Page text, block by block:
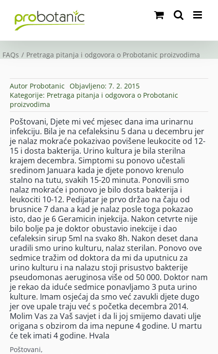
content
FAQs Pretraga pitanja i odgovora o Probotanic proizvodima
Autor Probotanic Objavljeno: 7. 2. 2015
Kategorije: Pretraga pitanja i odgovora o Probotanic
proizvodima
Poštovani, Djete mi već mjesec dana ima urinarnu
infekciju. Bila je na cefaleksinu 5 dana u decembru jer
je nalaz mokraće pokazivao povišene leukocite od 12-
15 i dosta bakterija. Urino kultura je bila sterilna
krajem decembra. Simptomi su ponovo učestali
sredinom Januara kada je djete ponovo krenulo
stalno na tutu, svakih 15-20 minuta. Ponovili smo
nalaz mokraće i ponovo je bilo dosta bakterija i
leukociti 10-12. Pedijatar je prvo držao na čaju od
brusnice 7 dana a kad je nalaz posle toga pokazao
isto, dao je 6 Geramicin injekcija. Nakon cetvrte nije
bilo bolje pa je doktor obustavio inekcije i dao
cefaleksin sirup 5ml na svako 8h. Nakon deset dana
uradili smo urino kulturu, nalaz sterilan. Ponovo ove
sedmice tražim od doktora da mi da uputnicu za
urino kulturu i na nalazu stoji prisustvo bakterije
pseudomonas aeruginosa više od 50 000. Doktor nam
je rekao da iduće sedmice ponavljamo 3 puta urino
kulture. Imam osjećaj da smo već zavukli djete dugo
jer ove upale traju već s početka decembra 2014.
Molim Vas za Vaš savjet i da li joj smijemo davati ulje
origana s obzirom da ima nepune 4 godine. U martu
će tek imati 4 godine. Hvala
Poštovani,